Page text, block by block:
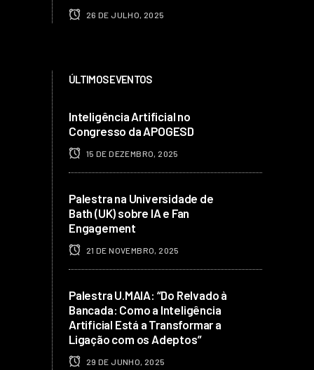
26 DE JULHO, 2025
ÚLTIMOS EVENTOS
Inteligência Artificial no
Congresso da APOGESD
15 DE DEZEMBRO, 2025
Palestra na Universidade de
Bath (UK) sobre IA e Fan
Engagement
21 DE NOVEMBRO, 2025
Palestra U.MAIA: “Do Relvado à
Bancada: Como a Inteligência
Artificial Está a Transformar a
Ligação com os Adeptos”
29 DE JUNHO, 2025